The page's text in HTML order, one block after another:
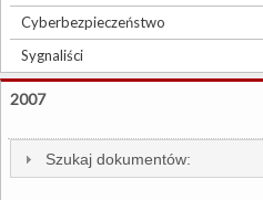
Cyberbezpieczeństwo
Sygnaliści
2007
Szukaj dokumentów: